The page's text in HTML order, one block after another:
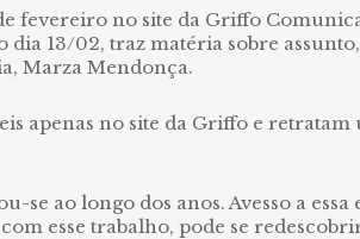
fevereiro no site da Griffo
13/02, traz matéria sobre
Marza Mendonça.
apenas no site da Griffo e retratam
ao longo dos anos. Avesso a essa
esse trabalho, pode se